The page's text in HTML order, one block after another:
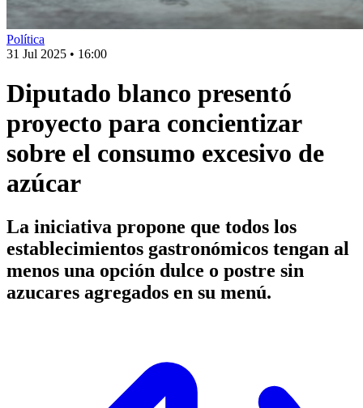
Política
31 Jul 2025 • 16:00
Diputado blanco presentó
proyecto para concientizar
sobre el consumo excesivo de
azúcar
La iniciativa propone que todos los
establecimientos gastronómicos tengan al
menos una opción dulce o postre sin
azucares agregados en su menú.